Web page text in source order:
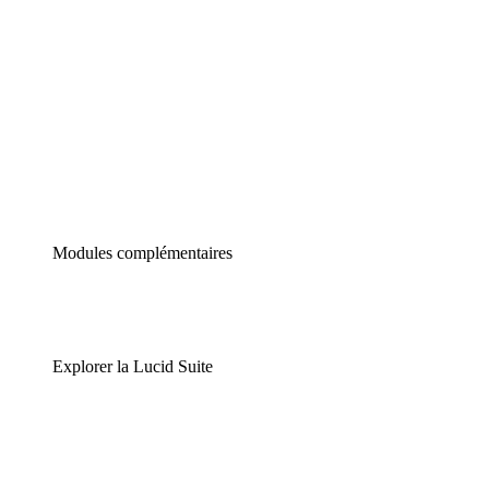
Modules complémentaires
Explorer la Lucid Suite